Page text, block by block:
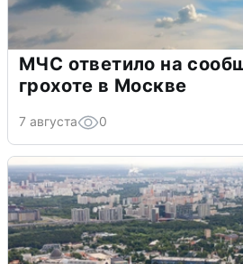
МЧС ответило на
грохоте в Москве
7 августа 0